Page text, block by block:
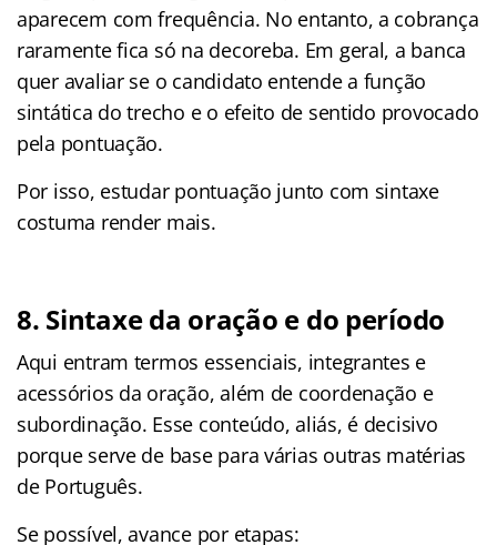
aparecem com frequência. No entanto, a cobrança
raramente fica só na decoreba. Em geral, a banca
quer avaliar se o candidato entende a função
sintática do trecho e o efeito de sentido provocado
pela pontuação.
Por isso, estudar pontuação junto com sintaxe
costuma render mais.
8. Sintaxe da oração e do período
Aqui entram termos essenciais, integrantes e
acessórios da oração, além de coordenação e
subordinação. Esse conteúdo, aliás, é decisivo
porque serve de base para várias outras matérias
de Português.
Se possível, avance por etapas: